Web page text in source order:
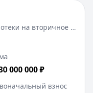
Рефинансирование ипотеки на вторичное жилье
000 000 ₽
взнос